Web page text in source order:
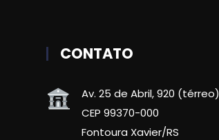
CONTATO
Av. 25 de Abril, 920 (térreo)
CEP 99370-000
Fontoura Xavier/RS